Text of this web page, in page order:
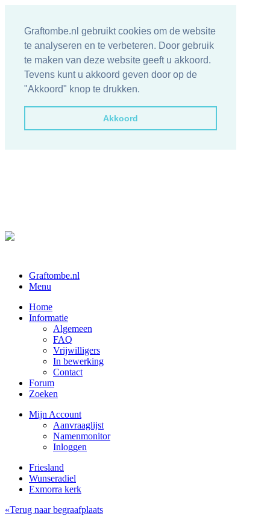
Graftombe.nl gebruikt cookies om de website
te analyseren en te verbeteren. Door gebruik
te maken van deze website geeft u akkoord.
Tevens kunt u akkoord geven door op de
"Akkoord" knop te drukken.
Akkoord
Graftombe.nl
Menu
Home
Informatie
Algemeen
FAQ
Vrijwilligers
In bewerking
Contact
Forum
Zoeken
Mijn Account
Aanvraaglijst
Namenmonitor
Inloggen
Friesland
Wunseradiel
Exmorra kerk
«Terug naar begraafplaats